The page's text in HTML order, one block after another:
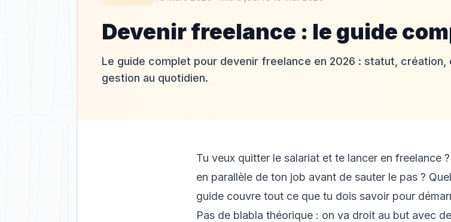
Devenir freelance : le guide
Le guide complet pour devenir freelance en 2026 : statut, création,
gestion au quotidien.
Tu veux quitter le salariat et te lancer en freelance
en parallèle de ton job avant de sauter le pas ?
guide couvre tout ce que tu dois savoir pour
Pas de blabla théorique : on va droit au but avec